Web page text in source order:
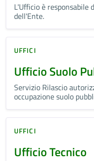
L'Ufficio è
dell'Ente.
UFFICI
Ufficio Suolo
Servizio Rilascio
occupazione suolo
UFFICI
Ufficio Tecnico